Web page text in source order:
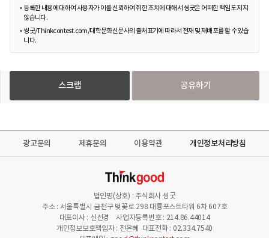
등록한 내용에 대하여 사용자가 이를 신뢰하여 취한 조치에 대해서 씽굿은 어떠한 책임도 지지
않습니다.
씽굿/Thinkcontest.com/대학문화신문사의 출처표기에 따라서 전재 및 재배포를 할 수 있습
니다.
스크랩 공유하기
광고문의 제휴문의 이용약관 개인정보처리방침
법인명(상호) : 주식회사 씽굿
주소 : 서울특별시 금천구 벚꽃로 298 대륭포스트타워 6차 607호
대표이사 : 신선경 사업자등록번호 : 214.86.44014
개인정보보호책임자 : 전은혜 대표전화 : 02.334.7540